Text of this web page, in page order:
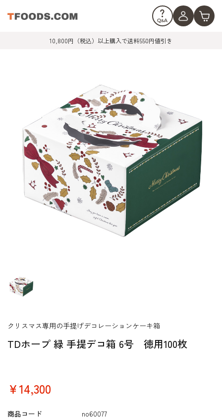
10,800円（税込）以上購入で送料550円値引き
TDホープ 緑 手提デコ箱 6号 徳用100枚
クリスマス専用の手提げデコレーションケーキ箱
￥14,300
商品コード
no60077